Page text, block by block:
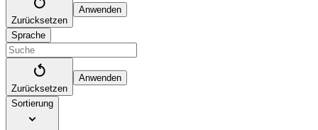
Zurücksetzen
Anwenden
Sprache
Zurücksetzen
Anwenden
Sortierung